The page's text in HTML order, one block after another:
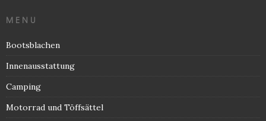
MENU
Bootsblachen
Innenausstattung
Camping
Motorrad und Töffsättel